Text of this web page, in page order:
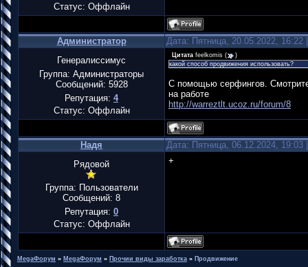
Статус: Оффлайн
Администратор
Дата: Пятница, 20.05.2022,
Генералиссимус
Группа: Администраторы
Сообщений: 5928
Репутация: 4
Статус: Оффлайн
Цитата feelkomis (
)
какой способ продвижения использовать?
С помощью серфингов.
на работе
http://warreztlt.ucoz.ru/forum/8
Надя
Дата: Пятница, 06.12.2024,
Рядовой
Группа: Пользователи
Сообщений: 8
Репутация: 0
Статус: Оффлайн
+
MegaФорум » MegaФорум » Прочии виды заработка » Продвижение